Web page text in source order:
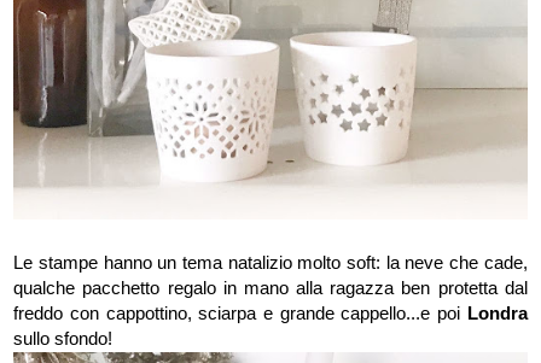
Le stampe hanno un tema natalizio molto soft: la neve che cade,
qualche pacchetto regalo in mano alla ragazza ben protetta dal
freddo con cappottino, sciarpa e grande cappello...e poi Londra
sullo sfondo!